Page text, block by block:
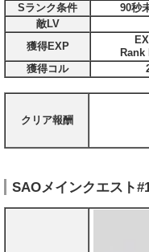
Sランク条件
90秒
敵LV
獲得EXP
Rank
獲得コル
クリア報酬
SAOメインクエスト